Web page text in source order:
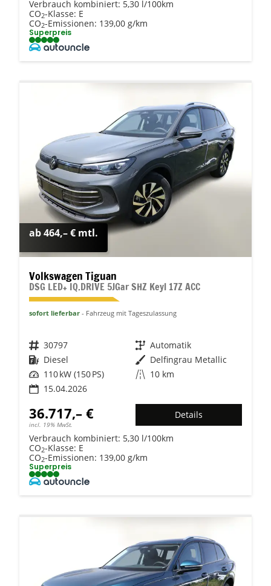
Verbrauch kombiniert: 5,30 l/100km
CO2-Klasse: E
CO2-Emissionen: 139,00 g/km
Superpreis
ab 464,– € mtl.
Volkswagen Tiguan
DSG LED+ IQ.DRIVE 5JGar SHZ Keyl 17Z ACC
sofort lieferbar Fahrzeug mit Tageszulassung
Fahrzeugnr. 30797 Getriebe Automatik
Kraftstoff Diesel Außenfarbe Delfingrau Metallic
Leistung 110 kW (150 PS) Kilometerstand 10 km
15.04.2026
36.717,– €
incl. 19% MwSt.
Details
Verbrauch kombiniert: 5,30 l/100km
CO2-Klasse: E
CO2-Emissionen: 139,00 g/km
Superpreis